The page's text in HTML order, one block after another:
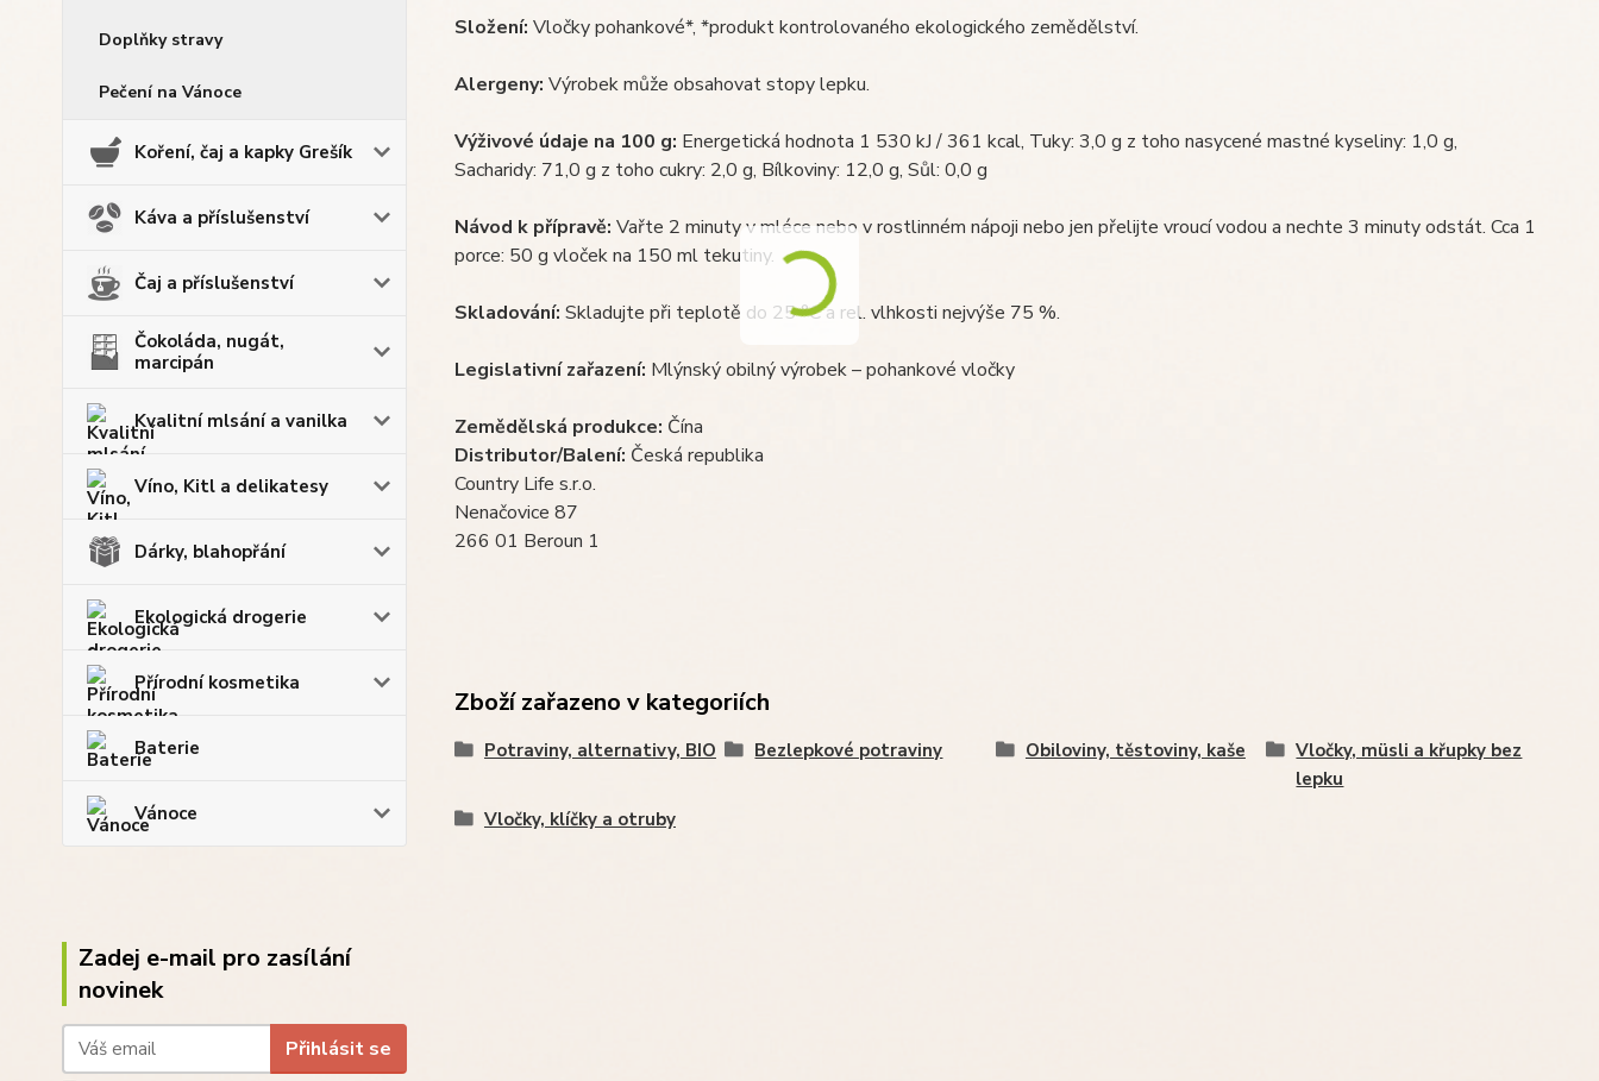
Doplňky stravy
Pečení na Vánoce
Koření, čaj a kapky Grešík
Káva a příslušenství
Čaj a příslušenství
Čokoláda, nugát,
marcipán
Kvalitní mlsání a vanilka
Víno, Kitl a delikatesy
Dárky, blahopřání
Ekologická drogerie
Přírodní kosmetika
Baterie
Vánoce
Zadej e-mail pro zasílání
novinek
Přihlásit se
Složení: Vločky pohankové*, *produkt kontrolovaného ekologického zemědělství.
Alergeny: Výrobek může obsahovat stopy lepku.
Výživové údaje na 100 g: Energetická hodnota 1 530 kJ / 361 kcal, Tuky: 3,0 g z toho nasycené mastné kyseliny: 1,0 g,
Sacharidy: 71,0 g z toho cukry: 2,0 g, Bílkoviny: 12,0 g, Sůl: 0,0 g
Návod k přípravě: Vařte 2 minuty v mléce nebo v rostlinném nápoji nebo jen přelijte vroucí vodou a nechte 3 minuty odstát. Cca 1
porce: 50 g vloček na 150 ml tekutiny.
Skladování: Skladujte při teplotě do 25 °C a rel. vlhkosti nejvýše 75 %.
Legislativní zařazení: Mlýnský obilný výrobek – pohankové vločky
Zemědělská produkce: Čína
Distributor/Balení: Česká republika
Country Life s.r.o.
Nenačovice 87
266 01 Beroun 1
Zboží zařazeno v kategoriích
Potraviny, alternativy, BIO Bezlepkové potraviny Obiloviny, těstoviny, kaše
Vločky, müsli a křupky bez
lepku
Vločky, klíčky a otruby